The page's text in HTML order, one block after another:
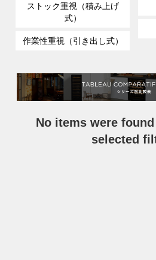
ストック重視（積み上げ
式）
作業性重視（引き出し式）
No items were
selected